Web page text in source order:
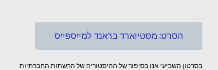
הסרט: מסטיוארד בראנד למייספייס
בסרטון השביעי אנו בסיפור של ההיסטוריה של הרשתות החברתיות